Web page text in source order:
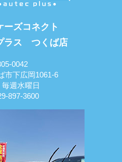
ーズコネクト
ラス つくば店
0042
市下広岡1061-6
毎週水曜日
897-3600